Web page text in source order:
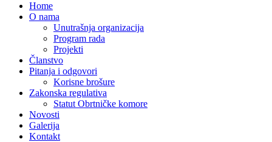
Home
O nama
Unutrašnja organizacija
Program rada
Projekti
Članstvo
Pitanja i odgovori
Korisne brošure
Zakonska regulativa
Statut Obrtničke komore
Novosti
Galerija
Kontakt